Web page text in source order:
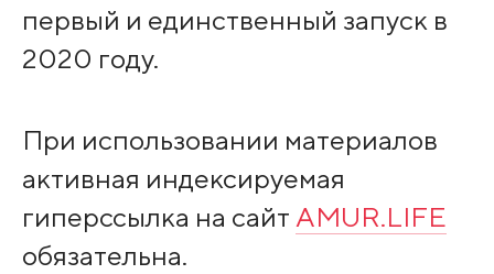
первый и единственный запуск в
2020 году.
При использовании материалов
активная индексируемая
гиперссылка на сайт AMUR.LIFE
обязательна.